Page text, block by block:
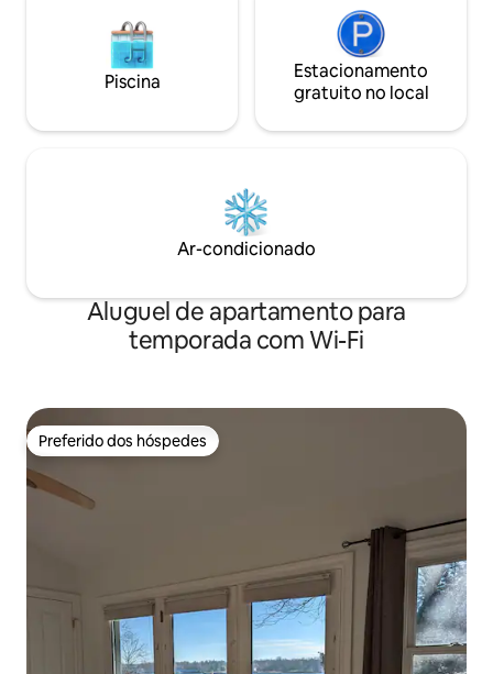
Piscina
Estacionamento
gratuito no local
Ar-condicionado
Aluguel de apartamento para
temporada com Wi-Fi
Preferido dos hóspedes
Preferido dos hóspedes